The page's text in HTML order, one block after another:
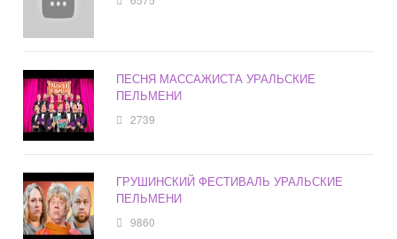
ПЕСНЯ МАССАЖИСТА УРАЛЬСКИЕ
ПЕЛЬМЕНИ
2739
ГРУШИНСКИЙ ФЕСТИВАЛЬ УРАЛЬСКИЕ
ПЕЛЬМЕНИ
9860